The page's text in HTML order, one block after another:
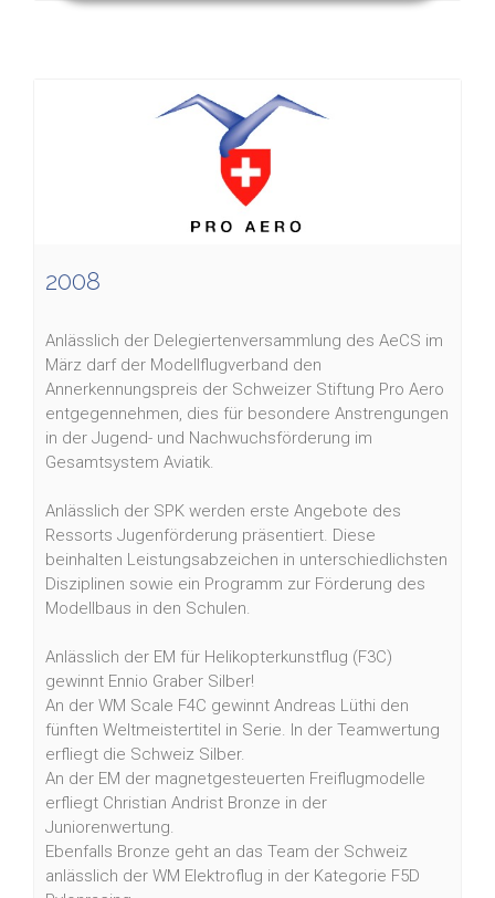
2008
Anlässlich der Delegiertenversammlung des AeCS im
März darf der Modellflugverband den
Annerkennungspreis der Schweizer Stiftung Pro Aero
entgegennehmen, dies für besondere Anstrengungen
in der Jugend- und Nachwuchsförderung im
Gesamtsystem Aviatik.
Anlässlich der SPK werden erste Angebote des
Ressorts Jugenförderung präsentiert. Diese
beinhalten Leistungsabzeichen in unterschiedlichsten
Disziplinen sowie ein Programm zur Förderung des
Modellbaus in den Schulen.
Anlässlich der EM für Helikopterkunstflug (F3C)
gewinnt Ennio Graber Silber!
An der WM Scale F4C gewinnt Andreas Lüthi den
fünften Weltmeistertitel in Serie. In der Teamwertung
erfliegt die Schweiz Silber.
An der EM der magnetgesteuerten Freiflugmodelle
erfliegt Christian Andrist Bronze in der
Juniorenwertung.
Ebenfalls Bronze geht an das Team der Schweiz
anlässlich der WM Elektroflug in der Kategorie F5D